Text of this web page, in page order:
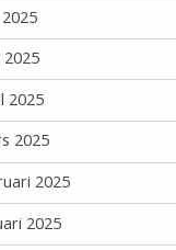
2025
2025
2025
2025